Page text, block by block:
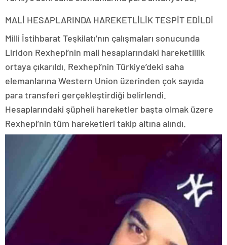
MALİ HESAPLARINDA HAREKETLİLİK TESPİT EDİLDİ
Milli İstihbarat Teşkilatı’nın çalışmaları sonucunda
Liridon Rexhepi’nin mali hesaplarındaki hareketlilik
ortaya çıkarıldı. Rexhepi’nin Türkiye’deki saha
elemanlarına Western Union üzerinden çok sayıda
para transferi gerçekleştirdiği belirlendi.
Hesaplarındaki şüpheli hareketler başta olmak üzere
Rexhepi’nin tüm hareketleri takip altına alındı.